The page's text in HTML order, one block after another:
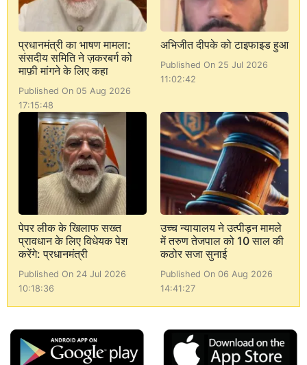
प्रधानमंत्री का भाषण मामला:
संसदीय समिति ने ज़करबर्ग को
माफ़ी मांगने के लिए कहा
Published On 05 Aug 2026
17:15:48
अभिजीत दीपके को टाइफाइड हुआ
Published On 25 Jul 2026
11:02:42
पेपर लीक के खिलाफ सख्त
प्रावधान के लिए विधेयक पेश
करेंगे: प्रधानमंत्री
Published On 24 Jul 2026
10:18:36
उच्च न्यायालय ने उत्पीड़न मामले
में तरुण तेजपाल को 10 साल की
कठोर सजा सुनाई
Published On 06 Aug 2026
14:41:27